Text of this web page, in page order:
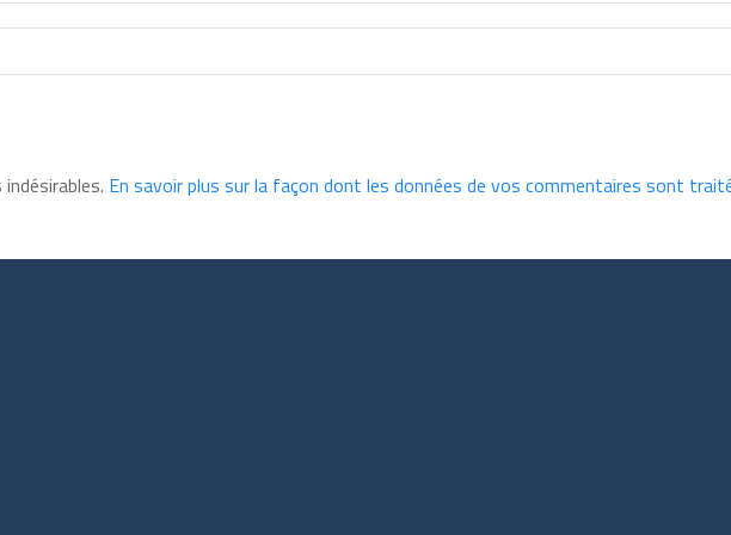
En savoir plus sur la façon dont les données de vos commentaires sont